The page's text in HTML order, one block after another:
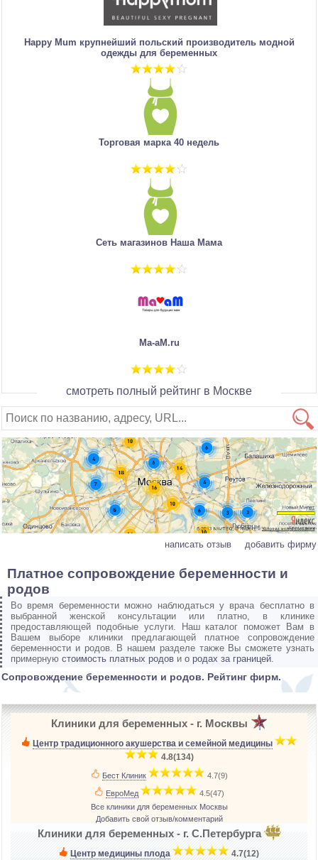
Happy Mum крупнейший польский производитель модной
одежды для беременных
Торговая марка 40 недель
Сеть магазинов Наша Мама
Ma-aM.ru
смотреть полный рейтинг в Москве
написать отзыв добавить фирму
Платное сопровождение беременности и
родов
Во время беременности можно наблюдаться у врача бесплатно в
выбранной женской консультации или платно, в клинике
предоставляющей подобные услуги. Наш каталог поможет Вам в
Вашем выборе клиники предлагающей платное сопровождение
беременности и родов. В нашем разделе также Вы сможете узнать
примерную стоимость платных родов и о родах за границей
Сопровождение беременности и родов. Рейтинг фирм.
Клиники для беременных - г. Москвы
Центр традиционного акушерства и семейной медицины­
4.8(134)
Бест Клиник­ 4.7(9)
ЕвроМед­
4.5(47)
Все клиники для беременных Москвы
Добавить свой отзыв/комментарий
Клиники для беременных - г. С.Петербурга
Центр медицины плода 4.7(12)